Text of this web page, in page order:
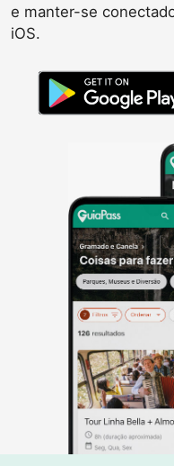
e manter-se
iOS.